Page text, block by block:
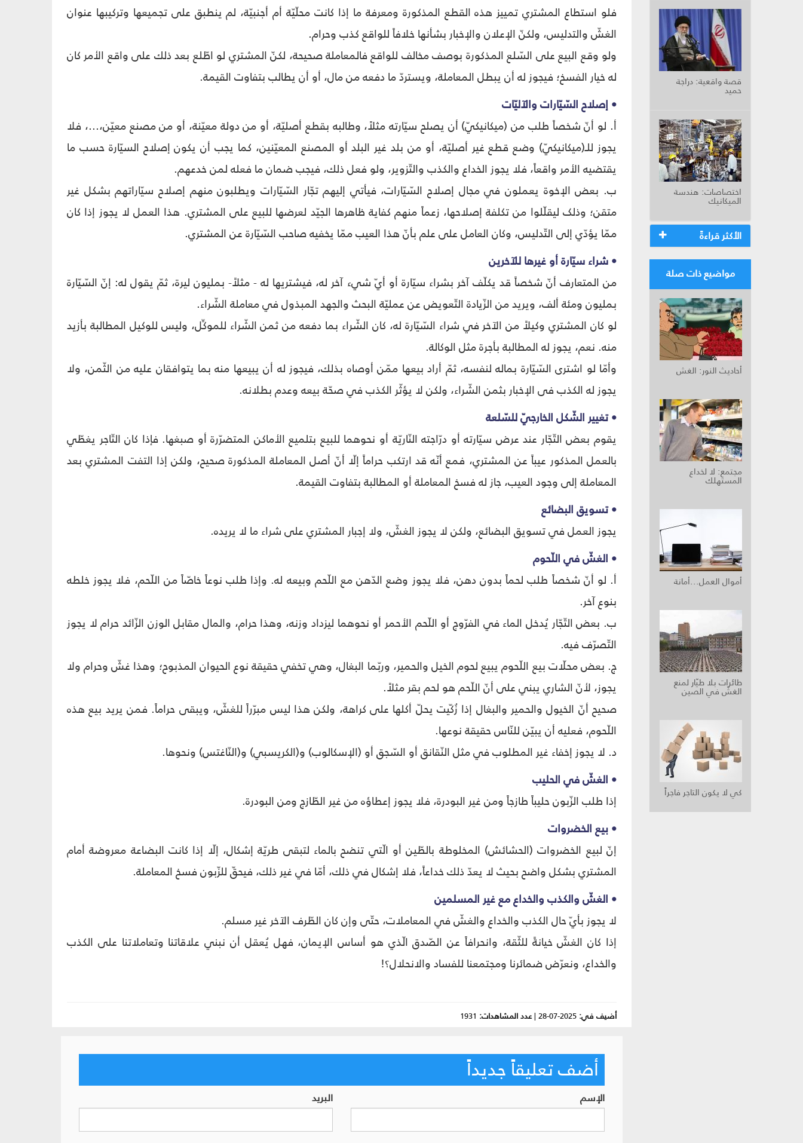
قصة واقعية: دراجة
حميد
اختصاصات: هندسة
الميكانيك
الأكثر قراءةً
مواضيع ذات صلة
أحاديث النور: الغش
مجتمع: لا لخداع
المستهلك
أموال العمل...أمانة
طائرات بلا طيّار لمنع
الغشّ في الصين
كي لا يكون التاجر فاجراً
فلو استطاع المشتري تمييز هذه القطع المذکورة ومعرفة ما إذا كانت محلّیّة أم أجنبیّة، لم ینطبق علی تجمیعها وترکیبها عنوان
الغشّ والتدلیس، ولکنّ الإعلان والإخبار بشأنها خلافاً للواقع کذب وحرام.
ولو وقع البیع علی السّلع المذکورة بوصف مخالف للواقع فالمعاملة صحیحة، لکنّ المشتري لو اطّلع بعد ذلك علی واقع الأمر کان
له خیار الفسخ؛ فيجوز له أن يبطل المعاملة، ويستردّ ما دفعه من مال، أو أن يطالب بتفاوت القيمة.
• إصلاح السّيّارات والآليّات
أ. لو أنّ شخصاً طلب من (ميكانيكيّ) أن يصلح سيّارته مثلاً، وطالبه بقطع أصليّة، أو من دولة معيّنة، أو من مصنع معيّن،...، فلا
يجوز للـ(ميكانيكيّ) وضع قطع غير أصليّة، أو من بلد غير البلد أو المصنع المعيّنين، كما يجب أن يكون إصلاح السيّارة حسب ما
يقتضيه الأمر واقعاً، فلا يجوز الخداع والكذب والتّزوير، ولو فعل ذلك، فيجب ضمان ما فعله لمن خدعهم.
ب. بعض الإخوة یعملون في مجال إصلاح السّیّارات، فیأتي إلیهم تجّار السّیّارات ویطلبون منهم إصلاح سیّاراتهم بشکل غیر
متقن؛ وذلک لیقلّلوا من تكلفة إصلاحها، زعماً منهم کفایة ظاهرها الجیّد لعرضها للبيع علی المشتري. هذا العمل لا یجوز إذا کان
ممّا یؤدّي إلی التّدلیس، وکان العامل علی علم بأنّ هذا العيب ممّا یخفیه صاحب السّیّارة عن المشتري.
• شراء سيّارة أو غيرها للآخرين
من المتعارف أنّ شخصاً قد یکلّف آخر بشراء سیّارة أو أيّ شيء آخر له، فیشتریها له ‐ مثلاً‐ بملیون لیرة، ثمّ یقول له: إنّ السّیّارة
بملیون ومئة ألف، ویرید من الزّیادة التّعويض عن عملیّة البحث والجهد المبذول في معاملة الشّراء.
لو کان المشتري وکیلاً من الآخر في شراء السّیّارة له، کان الشّراء بما دفعه من ثمن الشّراء للموکِّل، ولیس للوكيل المطالبة بأزید
منه. نعم، يجوز له المطالبة بأجرة مثل الوکالة.
وأمّا لو اشتری السّیّارة بماله لنفسه، ثمّ أراد بیعها ممّن أوصاه بذلك، فيجوز له أن یبیعها منه بما یتوافقان علیه من الثّمن، ولا
یجوز له الکذب فی الإخبار بثمن الشّراء، ولکن لا یؤثّر الکذب في صحّة بیعه وعدم بطلانه.
• تغيير الشّكل الخارجيّ للسّلعة
يقوم بعض التّجّار عند عرض سيّارته أو درّاجته النّاريّة أو نحوهما للبيع بتلميع الأماكن المتضرّرة أو صبغها. فإذا كان التّاجر يغطّي
بالعمل المذكور عيباً عن المشتري، فمع أنّه قد ارتكب حراماً إلّا أنّ أصل المعاملة المذكورة صحيح، ولكن إذا التفت المشتري بعد
المعاملة إلى وجود العيب، جاز له فسخ المعاملة أو المطالبة بتفاوت القيمة.
• تسويق البضائع
يجوز العمل في تسويق البضائع، ولكن لا يجوز الغشّ، ولا إجبار المشتري على شراء ما لا يريده.
• الغشّ في اللّحوم
أ. لو أنّ شخصاً طلب لحماً بدون دهن، فلا يجوز وضع الدّهن مع اللّحم وبيعه له. وإذا طلب نوعاً خاصّاً من اللّحم، فلا يجوز خلطه
بنوع آخر.
ب. بعض التّجّار يُدخل الماء في الفرّوج أو اللّحم الأحمر أو نحوهما ليزداد وزنه، وهذا حرام، والمال مقابل الوزن الزّائد حرام لا يجوز
التّصرّف فيه.
ج. بعض محلّات بيع اللّحوم يبيع لحوم الخيل والحمير، وربّما البغال، وهي تخفي حقيقة نوع الحيوان المذبوح؛ وهذا غشّ وحرام ولا
يجوز، لأنّ الشاري يبني على أنّ اللّحم هو لحم بقر مثلاً.
صحيح أنّ الخيول والحمير والبغال إذا زُكّيت يحلّ أكلها على كراهة، ولكن هذا ليس مبرّراً للغشّ، ويبقى حراماً. فمن يريد بيع هذه
اللّحوم، فعليه أن يبيّن للنّاس حقيقة نوعها.
د. لا يجوز إخفاء غير المطلوب في مثل النّقانق أو السّجق أو (الإسكالوب) و(الكريسبي) و(النّاغتس) ونحوها.
• الغشّ في الحليب
إذا طلب الزّبون حليباً طازجاً ومن غير البودرة، فلا يجوز إعطاؤه من غير الطّازج ومن البودرة.
• بيع الخضروات
إنّ لبيع الخضروات (الحشائش) المخلوطة بالطّين أو الّتي تنضح بالماء لتبقى طريّة إشكال، إلّا إذا كانت البضاعة معروضة أمام
المشتري بشكل واضح بحيث لا يعدّ ذلك خداعاً، فلا إشكال في ذلك، أمّا في غير ذلك، فيحقّ للزّبون فسخ المعاملة.
• الغشّ والکذب والخداع مع غیر المسلمین
لا یجوز بأيّ حال الکذب والخداع والغشّ في المعاملات، حتّی وإن کان الطّرف الآخر غیر مسلم.
إذا كان الغشّ خيانةً للثّقة، وانحرافاً عن الصّدق الّذي هو أساس الإيمان، فهل يُعقل أن نبني علاقاتنا وتعاملاتنا على الكذب
والخداع، ونعرّض ضمائرنا ومجتمعنا للفساد والانحلال؟!
أضيف في: 2025-07-28
|عدد المشاهدات: 1931
أضف تعليقاً جديداً
الإسم البريد